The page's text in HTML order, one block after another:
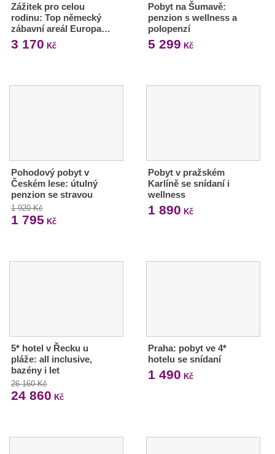
Zážitek pro celou
rodinu: Top německý
zábavní areál Europa…
3 170 Kč
Pobyt na Šumavě:
penzion s wellness a
polopenzí
5 299 Kč
Pohodový pobyt v
Českém lese: útulný
penzion se stravou
1 920 Kč
1 795 Kč
Pobyt v pražském
Karlíně se snídaní i
wellness
1 890 Kč
5* hotel v Řecku u
pláže: all inclusive,
bazény i let
26 160 Kč
24 860 Kč
Praha: pobyt ve 4*
hotelu se snídaní
1 490 Kč